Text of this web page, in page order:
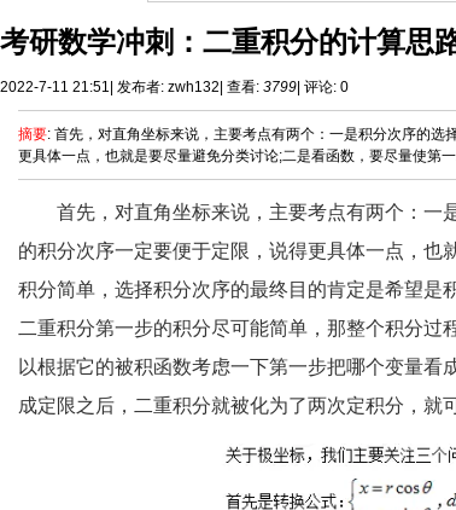
考研数学冲刺：二重积分的计算思
2022-7-11 21:51 发布者: zwh132 查看: 3799 评论: 0
摘要: 首先，对直角坐标来说，主要考点有两个：一是积分次序的
更具体一点，也就是要尽量避免分类讨论;二是看函数，要尽量使第
首先，对直角坐标来说，主要考点有两个：
的积分次序一定要便于定限，说得更具体一点，
积分简单，选择积分次序的最终目的肯定是希望
二重积分第一步的积分尽可能简单，那整个积分
以根据它的被积函数考虑一下第一步把哪个变量
成定限之后，二重积分就被化为了两次定积分，就